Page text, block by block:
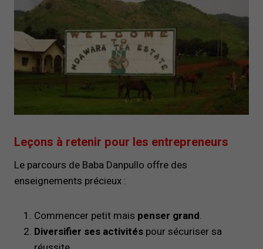
Leçons à retenir pour les entrepreneurs
Le parcours de Baba Danpullo offre des
enseignements précieux :
Commencer petit mais penser grand.
Diversifier ses activités pour sécuriser sa